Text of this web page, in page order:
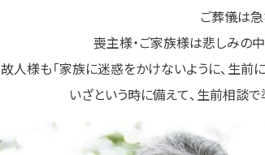
ご葬儀は急
喪主様・ご家族様は悲しみの
故人様も「家族に迷惑をかけないように、生前
いざという時に備えて、生前相談で